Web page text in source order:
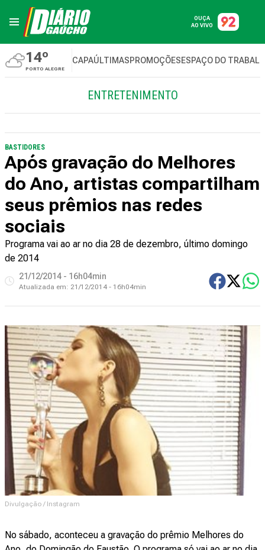
OUÇA
AO VIVO
14º
PORTO ALEGRE
CAPAÚLTIMASPROMOÇÕESESPAÇO DO
ENTRETENIMENTO
BASTIDORES
Após gravação do Melhores
do Ano, artistas compartilham
seus prêmios nas redes
sociais
Programa vai ao ar no dia 28 de dezembro, último domingo
de 2014
21/12/2014 - 16h04min
Atualizada em: 21/12/2014 - 16h04min
Divulgação / Instagram
No sábado, aconteceu a gravação do prêmio Melhores do